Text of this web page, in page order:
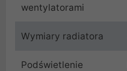
wentylatorami
Wymiary radiatora
Podświetlenie